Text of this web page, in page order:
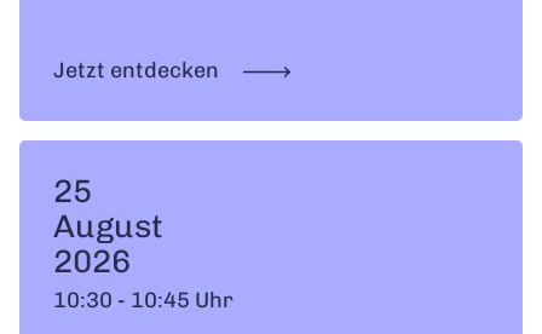
Jetzt entdecken
25
August
2026
10:30 - 10:45 Uhr